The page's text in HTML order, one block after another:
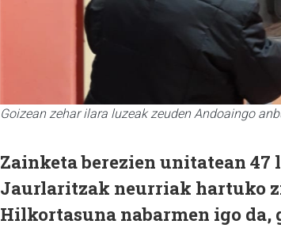
Goizean zehar ilara luzeak zeuden Andoaingo
Zainketa berezien unitatean 47
Jaurlaritzak neurriak hartuko
Hilkortasuna nabarmen igo da,